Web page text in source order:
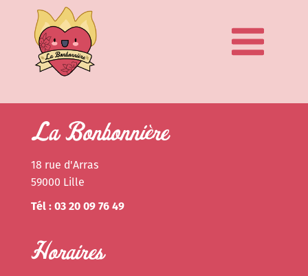
La Bonbonnière
18 rue d'Arras
59000 Lille
Tél : 03 20 09 76 49
Horaires